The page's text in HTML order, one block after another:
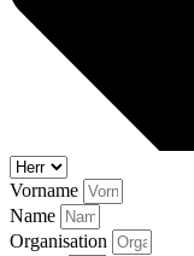
Vorname
Name
Organisation